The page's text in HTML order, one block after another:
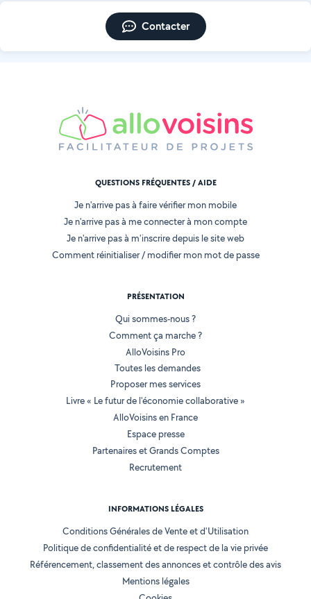
Contacter
QUESTIONS FRÉQUENTES / AIDE
Je n'arrive pas à faire vérifier mon mobile
Je n'arrive pas à me connecter à mon compte
Je n'arrive pas à m'inscrire depuis le site web
Comment réinitialiser / modifier mon mot de passe
PRÉSENTATION
Qui sommes-nous ?
Comment ça marche ?
AlloVoisins Pro
Toutes les demandes
Proposer mes services
Livre « Le futur de l'économie collaborative »
AlloVoisins en France
Espace presse
Partenaires et Grands Comptes
Recrutement
INFORMATIONS LÉGALES
Conditions Générales de Vente et d'Utilisation
Politique de confidentialité et de respect de la vie privée
Référencement, classement des annonces et contrôle des avis
Mentions légales